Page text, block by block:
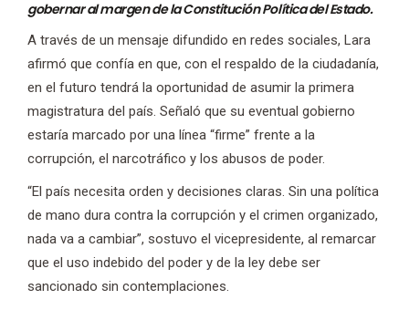
gobernar al margen de la Constitución Política del Estado.
A través de un mensaje difundido en redes sociales, Lara
afirmó que confía en que, con el respaldo de la ciudadanía,
en el futuro tendrá la oportunidad de asumir la primera
magistratura del país. Señaló que su eventual gobierno
estaría marcado por una línea “firme” frente a la
corrupción, el narcotráfico y los abusos de poder.
“El país necesita orden y decisiones claras. Sin una política
de mano dura contra la corrupción y el crimen organizado,
nada va a cambiar”, sostuvo el vicepresidente, al remarcar
que el uso indebido del poder y de la ley debe ser
sancionado sin contemplaciones.